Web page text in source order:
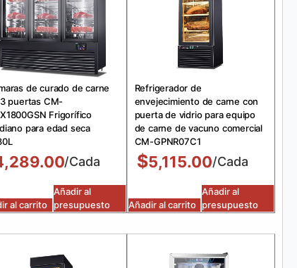
de curado de carne
puertas CM-
Frigorífico
para edad seca
/Cada
al carrito
Añadir al
presupuesto
Refrigerador de
envejecimiento de carne con
puerta de vidrio para equipo
de carne de vacuno comercial
CM-GPNR07C1
$5,115.00/Cada
Añadir al carrito
Añadir al
presupuesto